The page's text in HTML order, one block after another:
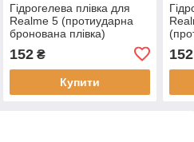
Гідрогелева плівка для
Realme 5 (протиударна
бронована плівка)
152₴
Купити
152